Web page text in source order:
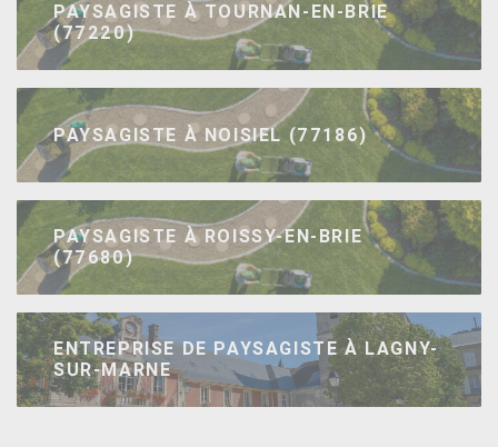
PAYSAGISTE À TOURNAN-EN-BRIE
(77220)
PAYSAGISTE À NOISIEL (77186)
PAYSAGISTE À ROISSY-EN-BRIE
(77680)
ENTREPRISE DE PAYSAGISTE À LAGNY-
SUR-MARNE